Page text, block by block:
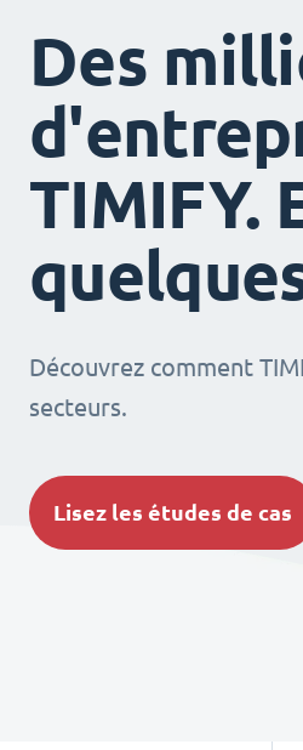
Des
TIMIFY.
Découvrez comment
secteurs.
Lisez les études de cas